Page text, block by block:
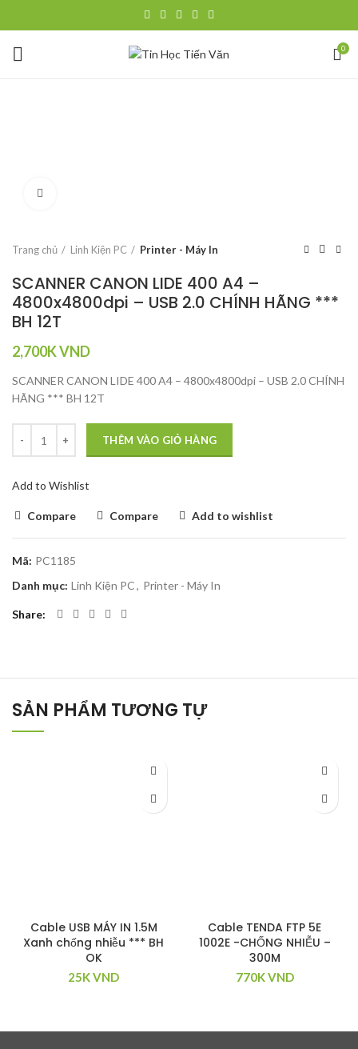
0
Trang chủ Linh Kiện PC Printer - Máy In
SCANNER CANON LIDE 400 A4 –
4800x4800dpi – USB 2.0 CHÍNH HÃNG ***
BH 12T
2,700KVND
SCANNER CANON LIDE 400 A4 – 4800x4800dpi – USB 2.0 CHÍNH
HÃNG *** BH 12T
THÊM VÀO GIỎ HÀNG
Add to Wishlist
Compare Compare Add to wishlist
Mã: PC1185
Danh mục: Linh Kiện PC, Printer - Máy In
Share
SẢN PHẨM TƯƠNG TỰ
Cable USB MÁY IN 1.5M
Xanh chống nhiễu *** BH
OK
25KVND
Cable TENDA FTP 5E
1002E -CHỐNG NHIỄU –
300M
770KVND